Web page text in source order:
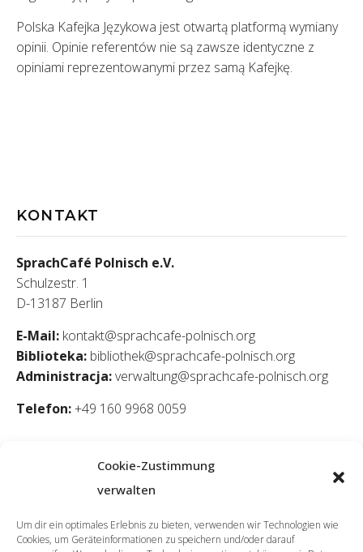
Cookie-Zustimmung
verwalten
Um dir ein optimales Erlebnis zu bieten, verwenden wir Technologien wie
Cookies, um Geräteinformationen zu speichern und/oder darauf
Polska Kafejka Językowa jest otwartą platformą wymiany
opinii. Opinie referentów nie są zawsze identyczne z
opiniami reprezentowanymi przez samą Kafejkę.
KONTAKT
SprachCafé Polnisch e.V.
Schulzestr. 1
D-13187 Berlin
E-Mail: kontakt@sprachcafe-polnisch.org
Biblioteka: bibliothek@sprachcafe-polnisch.org
Administracja:verwaltung@sprachcafe-polnisch.org
Telefon:+49 160 9968 0059